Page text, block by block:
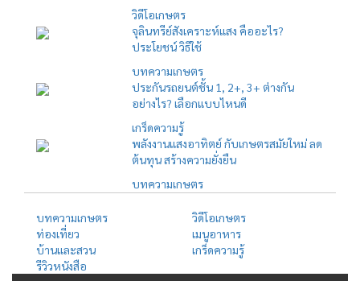
วิดีโอเกษตร
จุลินทรีย์สังเคราะห์แสง คืออะไร?
ประโยชน์ วิธีใช้
บทความเกษตร
ประกันรถยนต์ชั้น 1, 2+, 3+ ต่างกัน
อย่างไร? เลือกแบบไหนดี
เกร็ดความรู้
พลังงานแสงอาทิตย์ กับเกษตรสมัยใหม่ ลด
ต้นทุน สร้างความยั่งยืน
บทความเกษตร
บทความเกษตร
วิดีโอเกษตร
ท่องเที่ยว
เมนูอาหาร
บ้านและสวน
เกร็ดความรู้
รีวิวหนังสือ